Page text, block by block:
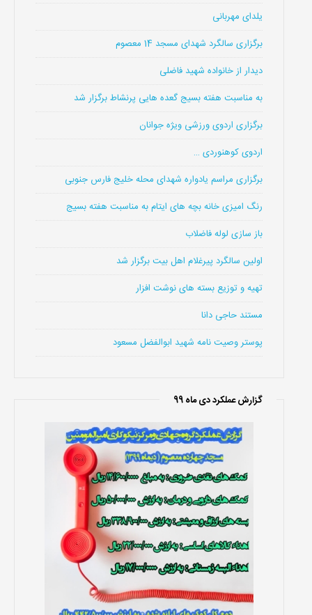
یلدای مهربانی
برگزاری سالگرد شهدای مسجد 14 معصوم
دیدار از خانواده شهید فاضلی
به مناسبت هفته بسیج گعده هایی پرنشاط برگزار شد
برگزاری اردوی ورزشی ویژه جوانان
اردوی کوهنوردی …
برگزاری مراسم یادواره شهدای محله خلیج فارس جنوبی
رنگ امیزی خانه بچه های ایتام به مناسبت هفته بسیج
باز سازی لوله فاضلاب
اولین سالگرد پیرغلام اهل بیت برگزار شد
تهیه و توزیع بسته های نوشت افزار
مستند حاجی دانا
پوستر وصیت نامه شهید ابوالفضل مسعود
گزارش عملکرد دی ماه 99